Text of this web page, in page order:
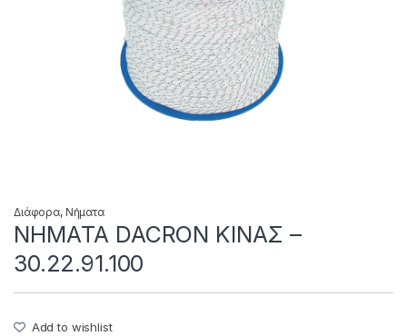
Διάφορα, Νήματα
NHMAΤΑ DACRON ΚΙΝΑΣ –
30.22.91.100
Add to wishlist